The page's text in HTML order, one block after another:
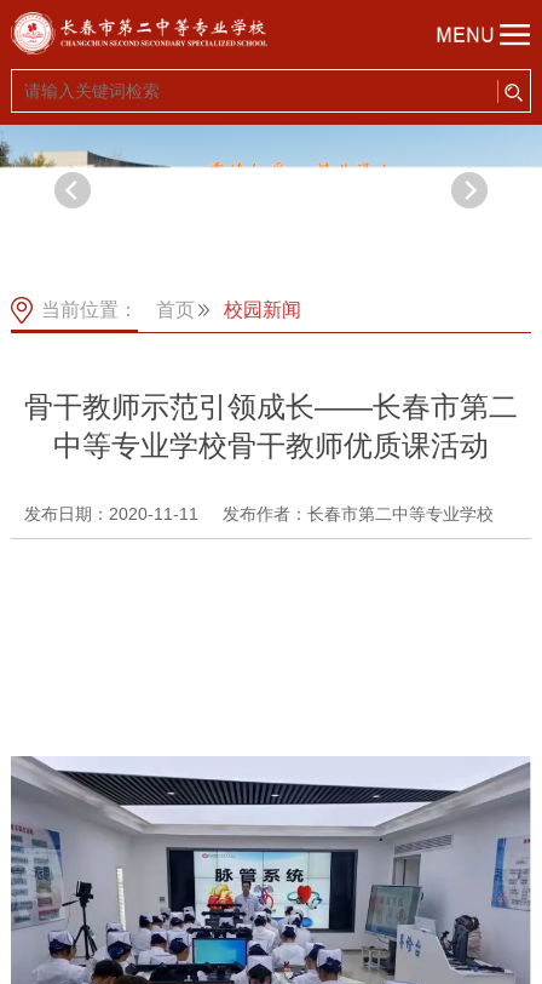
当前位置： 首页 校园新闻
骨干教师示范引领成长——长春市第二
中等专业学校骨干教师优质课活动
发布日期：2020-11-11 发布作者：长春市第二中等专业学校